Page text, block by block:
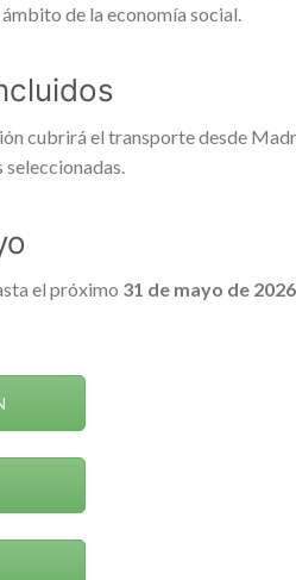
de la economía social.
cubrirá el transporte desde
seleccionadas.
el próximo 31 de mayo de 2026